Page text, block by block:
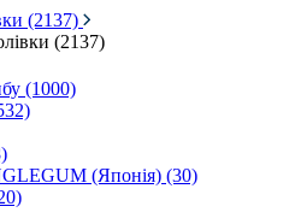
(2137)
(2137)
(1000)
(Японія) (30)